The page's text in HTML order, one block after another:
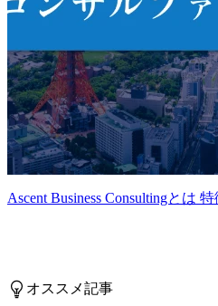
Ascent Business Consultingとは
オススメ記事